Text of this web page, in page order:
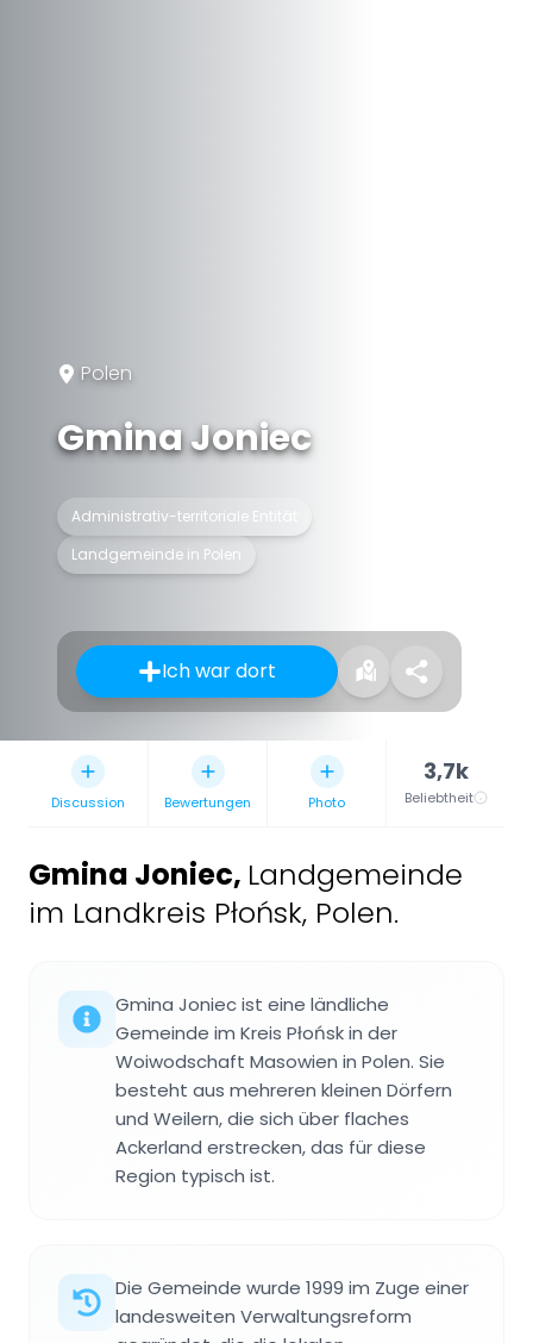
Polen
Gmina Joniec
Administrativ-territoriale Entität
Landgemeinde in Polen
Ich war dort
Discussion Bewertungen Photo
3,7k
Beliebtheit
Gmina Joniec, Landgemeinde
im Landkreis Płońsk, Polen.
Gmina Joniec ist eine ländliche
Gemeinde im Kreis Płońsk in der
Woiwodschaft Masowien in Polen. Sie
besteht aus mehreren kleinen Dörfern
und Weilern, die sich über flaches
Ackerland erstrecken, das für diese
Region typisch ist.
Die Gemeinde wurde 1999 im Zuge einer
landesweiten Verwaltungsreform